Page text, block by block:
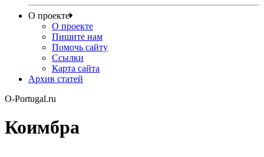
О проекте
О проекте
Пишите нам
Помочь сайту
Ссылки
Карта сайта
Архив статей
O-Portugal.ru
Коимбра